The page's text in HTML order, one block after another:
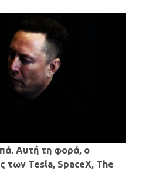
Αυτή τη φορά, ο
των Tesla, SpaceX, The